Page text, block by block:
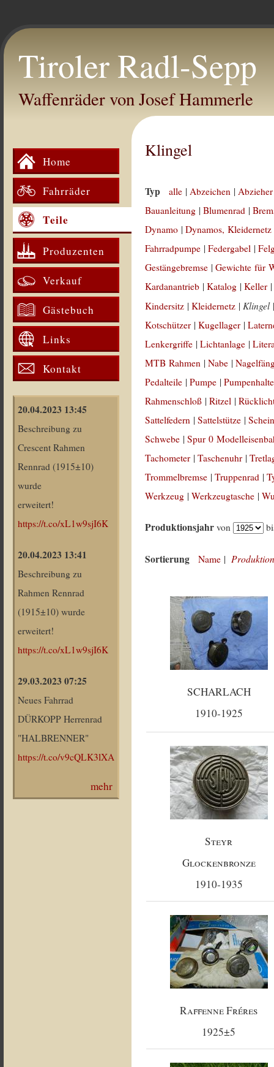
Tiroler Radl-Sepp
Waffenräder von Josef Hammerle
Home
Fahrräder
Teile
Produzenten
Verkauf
Gästebuch
Links
Kontakt
20.04.2023 13:45
Beschreibung zu
Crescent Rahmen
Rennrad (1915±10)
wurde
erweitert!
https://t.co/xL1w9sjI6K
20.04.2023 13:41
Beschreibung zu
Rahmen Rennrad
(1915±10) wurde
erweitert!
https://t.co/xL1w9sjI6K
29.03.2023 07:25
Neues Fahrrad
DÜRKOPP Herrenrad
"HALBRENNER"
https://t.co/v9cQLK3lXA
mehr
Klingel
Typ alle |Abzeichen |
Bauanleitung |Blumenrad |
Dynamo |Dynamos, Kleidernetz
Fahrradpumpe |Federgabel |
Gestängebremse |Gewichte für
Kardanantrieb |Katalog |Keller
Kindersitz |Kleidernetz |Klingel
Kotschützer |Kugellager |
Lenkergriffe |Lichtanlage |
MTB Rahmen |Nabe |
Pedalteile |Pumpe |
Rahmenschloß |Ritzel |
Sattelfedern |Sattelstütze |
Schwebe |Spur 0
Tachometer |Taschenuhr |
Trommelbremse |Truppenrad |
Werkzeug |Werkzeugtasche |
Produktionsjahr von
Sortierung Name |
SCHARLACH
1910-1925
Steyr
Glockenbronze
1910-1935
Raffenne Fréres
1925±5